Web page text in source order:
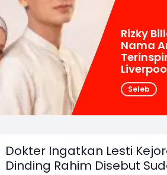
Rizky
Nama
Seleb
Dokter Ingatkan Lesti
Dinding Rahim Disebut